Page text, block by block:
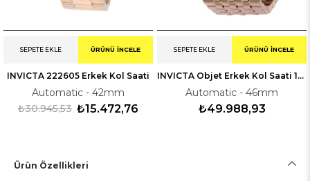
INVICTA 222605 Erkek Kol Saati
Automatic - 42mm
₺15.472,76
₺30.945,53
SEPETE EKLE ÜRÜNÜ İNCELE
INVICTA Objet Erkek Kol Saati 138387
Automatic - 46mm
₺49.988,93
SEPETE EKLE ÜRÜNÜ İNCELE
Ürün Özellikleri